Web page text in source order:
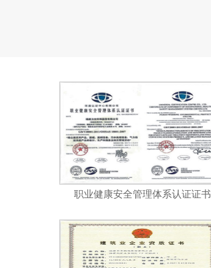
职业健康安全管理体系认证证书